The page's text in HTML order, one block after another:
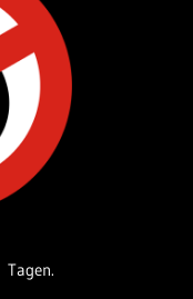
Tagen.